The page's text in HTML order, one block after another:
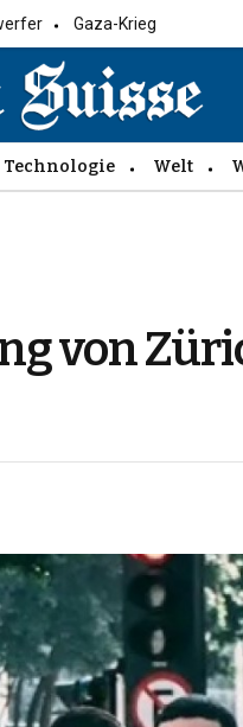
Gaza-Krieg
Technologie Welt
von